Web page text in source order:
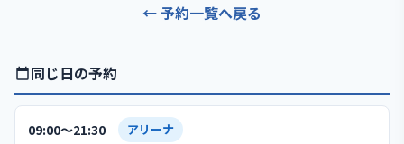
← 予約一覧へ戻る
同じ日の予約
09:00〜21:30 アリーナ